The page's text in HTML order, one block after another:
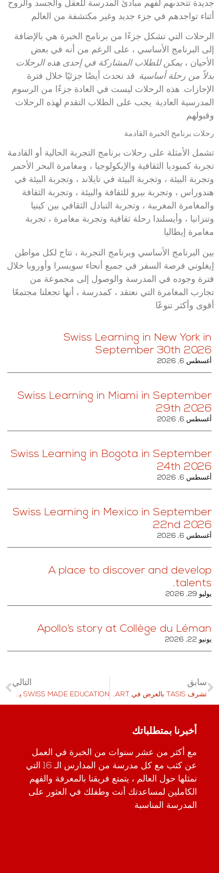
جديدة تتحدىهم لفهم مبادئ المدرسة للعقل والجسد والروح
أثناء تواجدهم في جزء جديد وغير مكتشفة من العالم.
الرحلات التي تشكل جزءًا من برنامج الخبرة هي بالإضافة
إلى البرنامج الأساسي ، على الرغم من أنه في بعض
الأحيان ، يمكن للطلاب المشاركة في إحدى هذه الرحلات
بدلاً من رحلة أساسية. قد تحدث أيضًا جزئيًا خلال فترة
الإجازات. هذه الرحلات ليست في العادة جزءًا من الرسوم
المدرسية العادية. يجب على الطلاب التقدم لهذه الرحلات
وقبولهم.
رحلات برنامج الخبرة القادمة
تشمل الأمثلة على رحلات برنامج التجربة الحالية أو القادمة
تجربة كمبوديا الثقافية والإيكولوجيا ، ومغامرة البحر الأحمر
وتجربة البيئة ، وتجربة البيئة في تايلاند ، وتجربة البيئة في
هندوراس ، وتجربة بيرو للثقافة والبيئة ، وتجربة الثقافة
والمغامرة المغربية ، وتجربة التبادل الثقافي بين كينيا
وتنزانيا ، وأيسلندا رحلة ثقافية وتجربة مغامرة ، تجربة
مغامرة إيطاليا.
بين البرنامج الأساسي وبرنامج التجربة ، تتاح لكل مواطن
إيغلوني فرصة السفر في جميع أنحاء سويسرا وأوروبا خلال
فترة وجوده في المدرسة والوصول إلى مجموعة من
تجارب المغامرة التي نعتقد ، كمدرسة ، أنها تجعلنا مجتمعًا
أقوى وأكثر تنوعًا.
Swiss Learning in New York in
September 30th 2026
أغسطس 6, 2026
Swiss Learning in Miami in September
29th 2026
أغسطس 6, 2026
Swiss Learning in Bogota in September
24th 2026
أغسطس 6, 2026
Swiss Learning in Mexico in September
22nd 2026
أغسطس 6, 2026
A place to discover and develop
talents.
يوليو 29, 2026
Apollo’s story at Collège du Léman
يونيو 22, 2026
سابق
تشرف TASIS بالعرض في WOPART
التالي
SWISS MADE EDUCATION يزور نيجيريا
أخبرنا بمتطلباتك
مع أكثر من عشر سنوات من الخبرة في العمل
عن كثب مع كل مدرسة من المدارس الـ 16 التي
نمثلها حول العالم ، يتمتع فريقنا بالمعرفة والفهم
الكاملين لمساعدتك أنت وطفلك في العثور على
المدرسة المناسبة.